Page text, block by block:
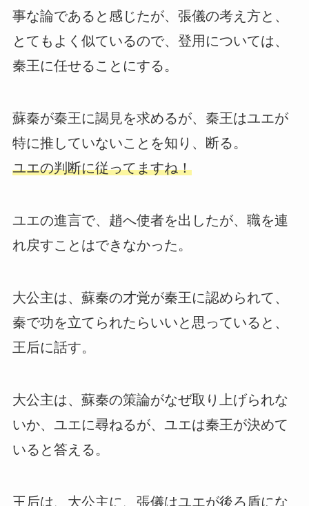
事な論であると感じたが、張儀の考え方と、
とてもよく似ているので、登用については、
秦王に任せることにする。
蘇秦が秦王に謁見を求めるが、秦王はユエが
特に推していないことを知り、断る。
ユエの判断に従ってますね！
ユエの進言で、趙へ使者を出したが、職を連
れ戻すことはできなかった。
大公主は、蘇秦の才覚が秦王に認められて、
秦で功を立てられたらいいと思っていると、
王后に話す。
大公主は、蘇秦の策論がなぜ取り上げられな
いか、ユエに尋ねるが、ユエは秦王が決めて
いると答える。
王后は、大公主に、張儀はユエが後ろ盾にな